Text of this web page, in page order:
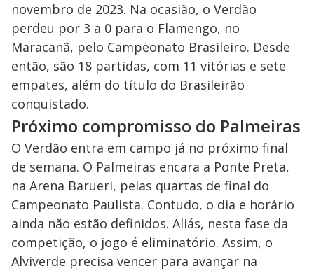
novembro de 2023. Na ocasião, o Verdão
perdeu por 3 a 0 para o Flamengo, no
Maracanã, pelo Campeonato Brasileiro. Desde
então, são 18 partidas, com 11 vitórias e sete
empates, além do título do Brasileirão
conquistado.
Próximo compromisso do Palmeiras
O Verdão entra em campo já no próximo final
de semana. O Palmeiras encara a Ponte Preta,
na Arena Barueri, pelas quartas de final do
Campeonato Paulista. Contudo, o dia e horário
ainda não estão definidos. Aliás, nesta fase da
competição, o jogo é eliminatório. Assim, o
Alviverde precisa vencer para avançar na